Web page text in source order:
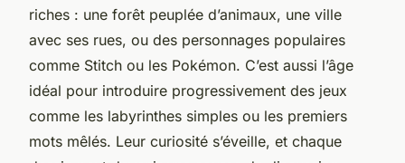
riches : une forêt peuplée d’animaux, une ville
avec ses rues, ou des personnages populaires
comme Stitch ou les Pokémon. C’est aussi l’âge
idéal pour introduire progressivement des jeux
comme les labyrinthes simples ou les premiers
mots mêlés. Leur curiosité s’éveille, et chaque